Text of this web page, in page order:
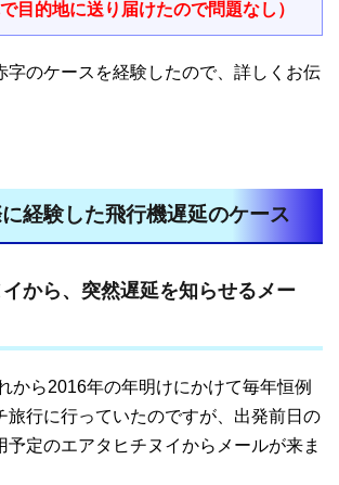
目的地に送り届けたので問題なし）
字のケースを経験したので、詳しくお伝
経験した飛行機遅延のケース
から、突然遅延を知らせるメー
から2016年の年明けにかけて毎年恒例
旅行に行っていたのですが、出発前日の
予定のエアタヒチヌイからメールが来ま